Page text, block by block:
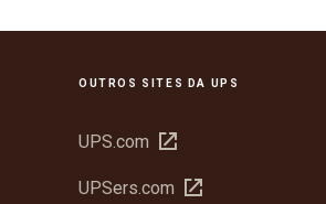
OUTROS SITES DA UPS
UPS.com Abrir
nova
UPSers.com Abrir